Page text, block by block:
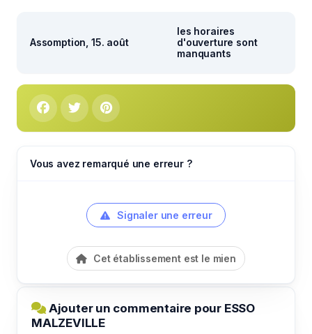
Assomption, 15. août
les horaires
d'ouverture sont
manquants
Vous avez remarqué une erreur ?
Signaler une erreur
Cet établissement est le mien
Ajouter un commentaire pour ESSO
MALZEVILLE